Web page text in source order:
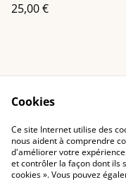
25,00 €
Contact Us
Privacy
Cookies
Ce site Internet utilise des
nous aident à comprendre
d'améliorer votre
et contrôler la façon dont ils
cookies ». Vous pouvez